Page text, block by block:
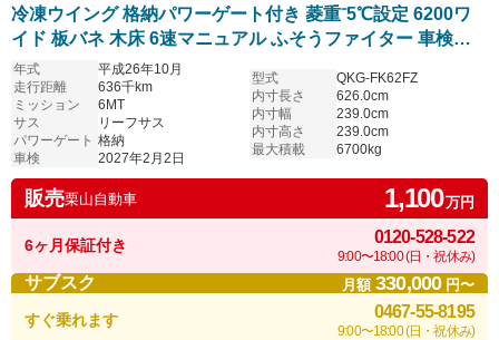
冷凍ウイング 格納パワーゲート付き 菱重⁻5℃設定 6200ワ
イド 板バネ 木床 6速マニュアル ふそうファイター 車検付
き
年式
平成26年10月
走行距離
636千km
ミッション
6MT
サス
リーフサス
パワーゲート 格納
車検
2027年2月2日
型式
QKG-FK62FZ
内寸長さ
626.0cm
内寸幅
239.0cm
内寸高さ
239.0cm
最大積載
6700kg
販売栗山自動車 1,100万円
6ヶ月保証付き 0120-528-522
9:00〜18:00 (日・祝休み)
サブスク 月額330,000円〜
すぐ乗れます 0467-55-8195
9:00〜18:00 (日・祝休み)